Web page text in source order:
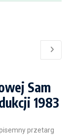
Sam
1983
przetarg